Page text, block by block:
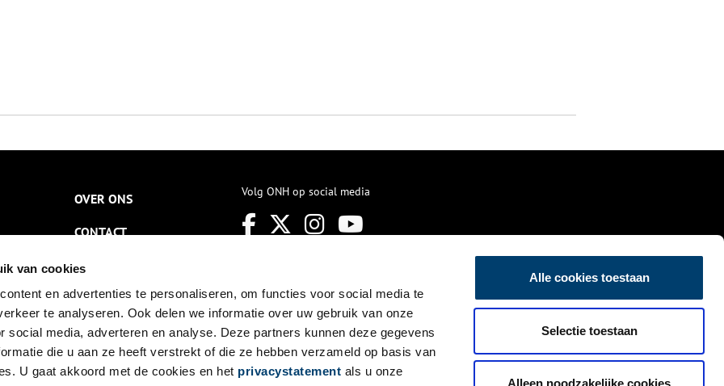
van cookies
en advertenties te personaliseren, om functies voor social media te
te analyseren. Ook delen we informatie over uw gebruik van onze
social media, adverteren en analyse. Deze partners kunnen deze gegevens
die u aan ze heeft verstrekt of die ze hebben verzameld op basis van
U gaat akkoord met de cookies en het privacystatement als u onze
Alle cookies toestaan
Selectie toestaan
Alleen noodzakelijke cookies
OVER ONS
CONTACT
NIEUWSBRIEF
DISCLAIMER
PRIVACY
TOEGANKELIJKHEID
Volg ONH op social media